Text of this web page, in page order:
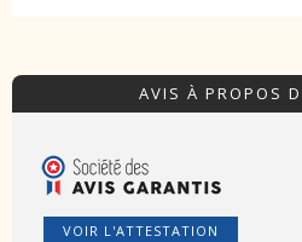
AVIS À PROPOS
VOIR L'ATTESTATION